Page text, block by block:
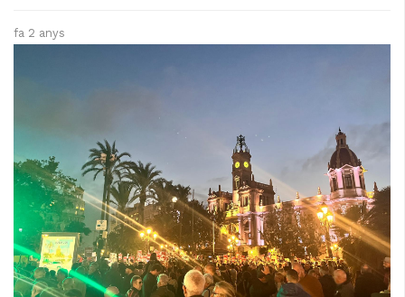
fa 2 anys